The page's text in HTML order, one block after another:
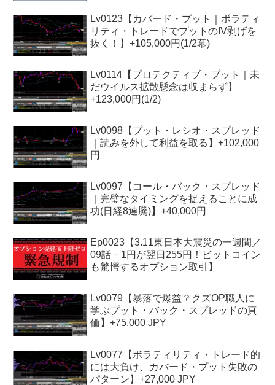
Lv0123【カバード・プット｜ボラティ
リティ・トレードでプットのIV剥げを
抜く！】+105,000円(1/2幕)
Lv0114【プロテクティブ・プット｜未
だウイルス拡散懸念は収まらず】
+123,000円(1/2)
Lv0098【プット・レシオ・スプレッド
｜読みを外して利益を取る】+102,000
円
Lv0097【コール・バック・スプレッド
｜完璧なタイミングを捉えることに成
功(日経8連騰)】+40,000円
Ep0023【3.11東日本大震災の一週間／
09話－1円が翌日255円！ビットコイン
も驚愕するオプション取引】
Lv0079【暴落で爆益？クズOP職人に
学ぶプット・バック・スプレッドの真
価】+75,000 JPY
Lv0077【ボラティリティ・トレード的
には大負け、カバード・プット失敗の
パターン】+27,000 JPY